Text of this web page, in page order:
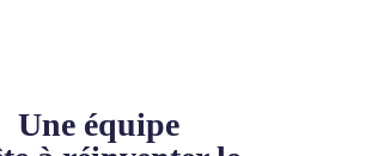
Une équipe